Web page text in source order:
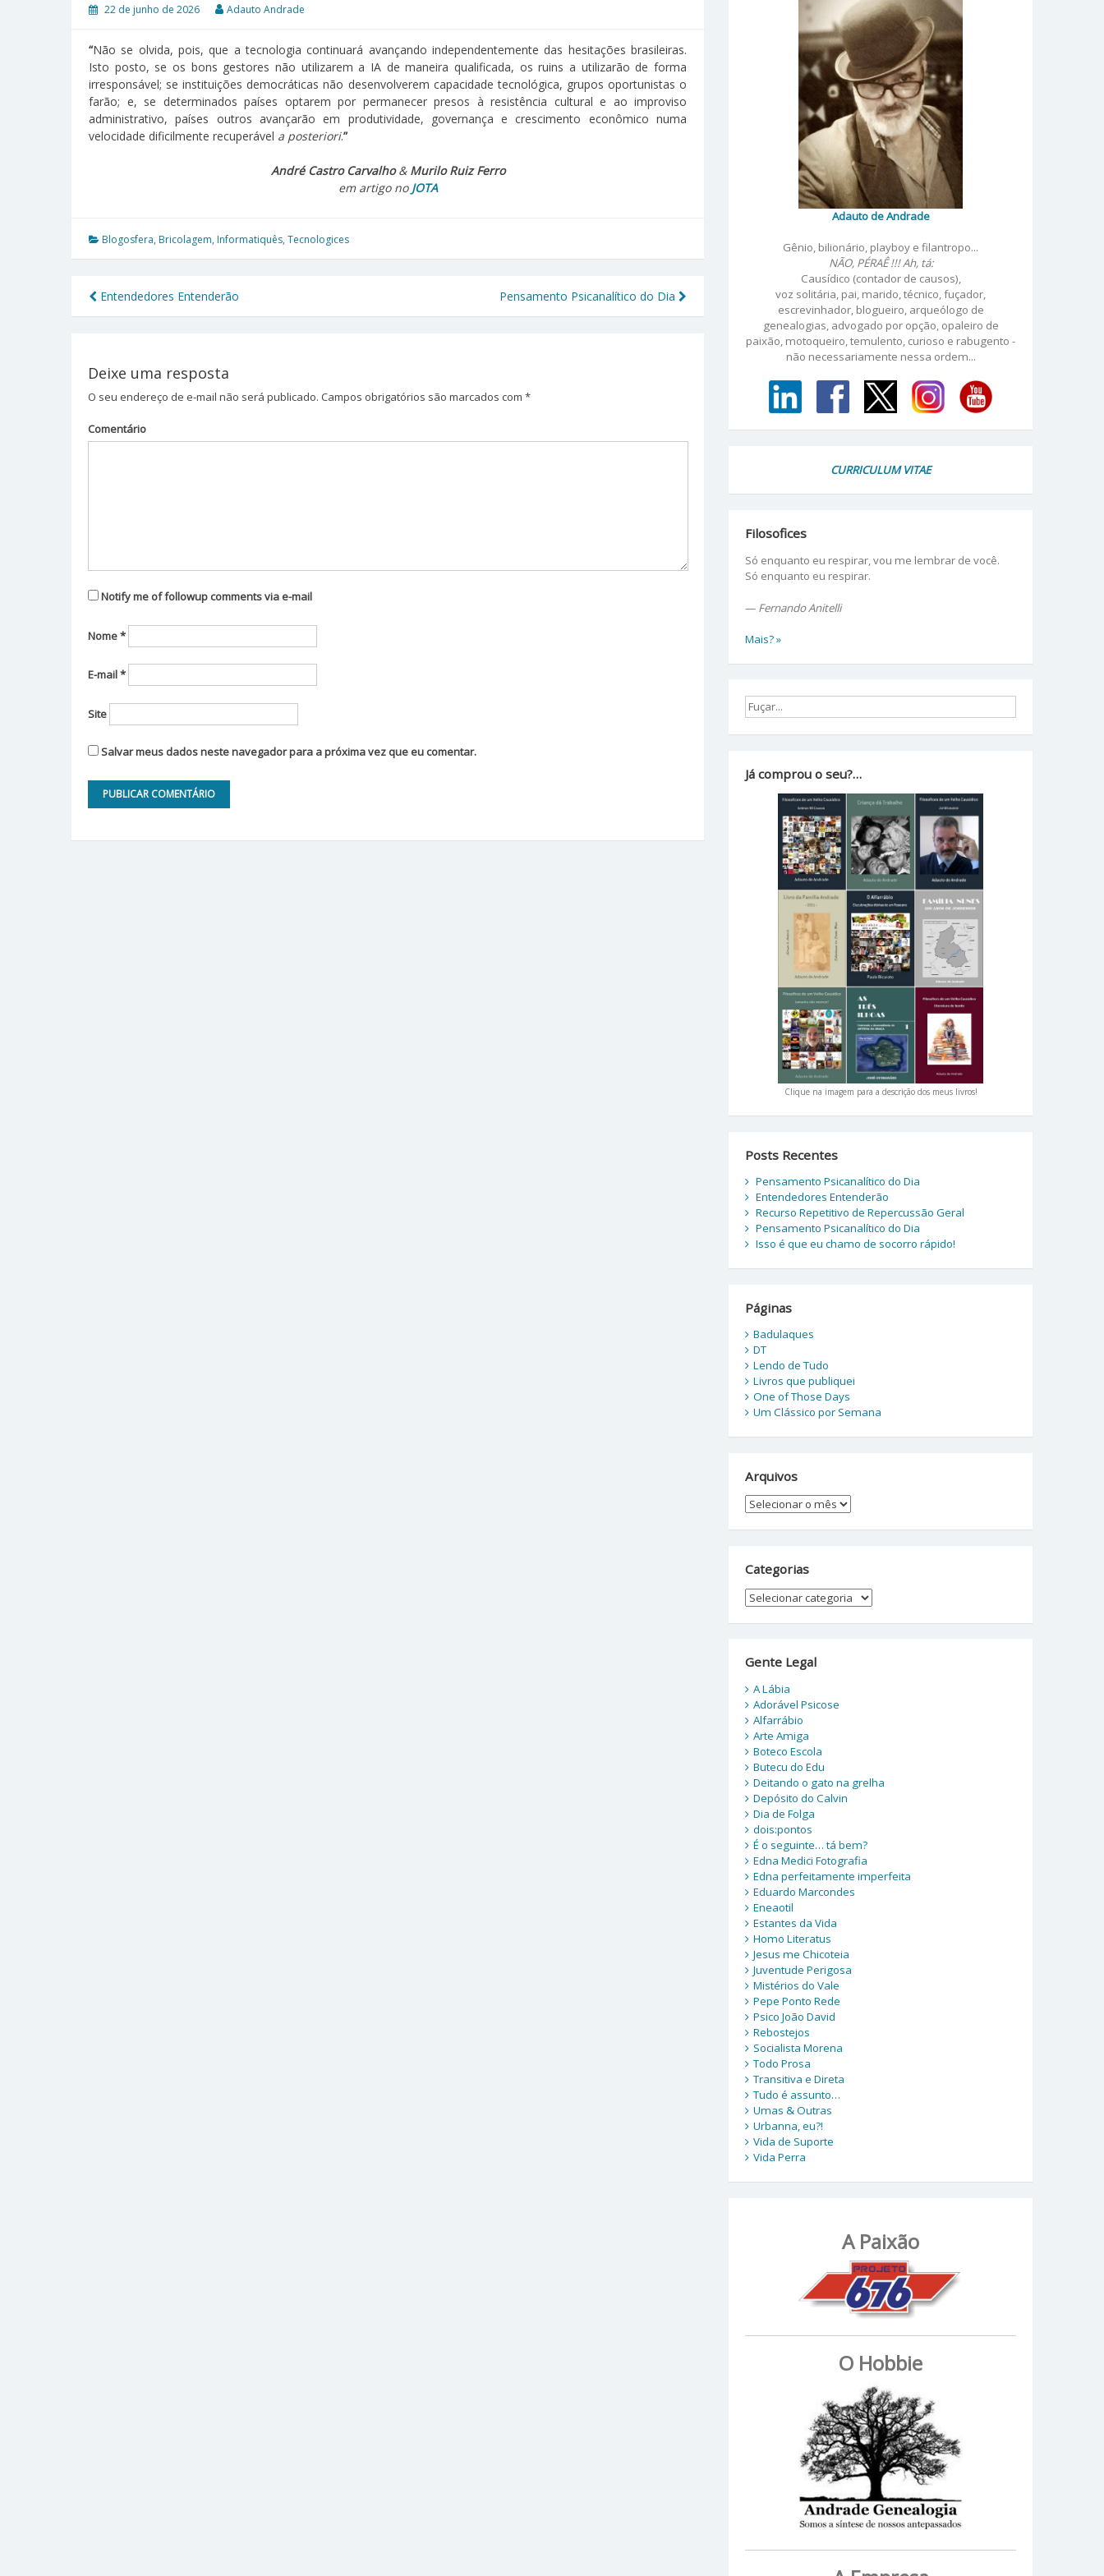
22 de junho de 2026 Adauto Andrade
“Não se olvida, pois, que a tecnologia continuará avançando independentemente das hesitações brasileiras.
Isto posto, se os bons gestores não utilizarem a IA de maneira qualificada, os ruins a utilizarão de forma
irresponsável; se instituições democráticas não desenvolverem capacidade tecnológica, grupos oportunistas o
farão; e, se determinados países optarem por permanecer presos à resistência cultural e ao improviso
administrativo, países outros avançarão em produtividade, governança e crescimento econômico numa
velocidade dificilmente recuperável a posteriori.”
André Castro Carvalho& Murilo Ruiz Ferro
em artigo no JOTA
Blogosfera, Bricolagem, Informatiquês,Tecnologices
Navegação
Post
Entendedores Entenderão Pensamento Psicanalítico do Dia
Deixe uma resposta
O seu endereço de e-mail não será publicado. Campos obrigatórios são marcados com *
Comentário
Notify me of followup comments via e-mail
Nome*
E-mail*
Site
Salvar meus dados neste navegador para a próxima vez que eu comentar.
Adauto de Andrade
Gênio, bilionário, playboy e filantropo...
NÃO, PÉRAÊ !!! Ah, tá:
Causídico (contador de causos),
voz solitária, pai, marido, técnico, fuçador,
escrevinhador, blogueiro, arqueólogo de
genealogias, advogado por opção, opaleiro de
paixão, motoqueiro, temulento, curioso e rabugento -
não necessariamente nessa ordem...
CURRICULUM VITAE
Filosofices
Só enquanto eu respirar, vou me lembrar de você.
Só enquanto eu respirar.
— Fernando Anitelli
Mais? »
Já comprou o seu?…
Clique na imagem para a descrição dos meus livros!
Posts Recentes
Pensamento Psicanalítico do Dia
Entendedores Entenderão
Recurso Repetitivo de Repercussão Geral
Pensamento Psicanalítico do Dia
Isso é que eu chamo de socorro rápido!
Páginas
Badulaques
DT
Lendo de Tudo
Livros que publiquei
One of Those Days
Um Clássico por Semana
Arquivos
Arquivos
Categorias
Categorias
Gente Legal
A Lábia
Adorável Psicose
Alfarrábio
Arte Amiga
Boteco Escola
Butecu do Edu
Deitando o gato na grelha
Depósito do Calvin
Dia de Folga
dois:pontos
É o seguinte… tá bem?
Edna Medici Fotografia
Edna perfeitamente imperfeita
Eduardo Marcondes
Eneaotil
Estantes da Vida
Homo Literatus
Jesus me Chicoteia
Juventude Perigosa
Mistérios do Vale
Pepe Ponto Rede
Psico João David
Rebostejos
Socialista Morena
Todo Prosa
Transitiva e Direta
Tudo é assunto…
Umas & Outras
Urbanna, eu?!
Vida de Suporte
Vida Perra
A Paixão
O Hobbie